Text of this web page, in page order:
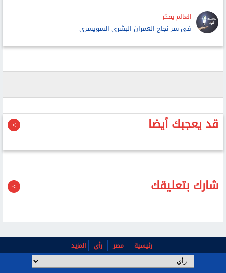
العالم يفكر
فى سر نجاح العمران البشرى السويسرى
قد يعجبك أيضا
شارك بتعليقك
رئيسية مصر رأي المزيد